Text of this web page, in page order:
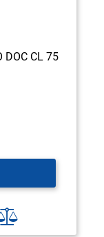
DOC CL 75